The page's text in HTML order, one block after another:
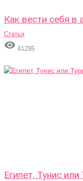
Как вести себя в
Статья
 41295
Египет, Тунис